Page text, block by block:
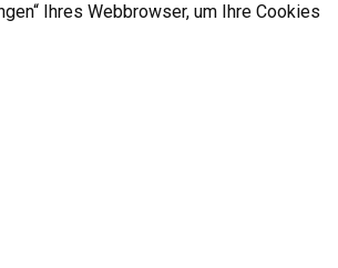
Ihres Webbrowser, um Ihre Cookies